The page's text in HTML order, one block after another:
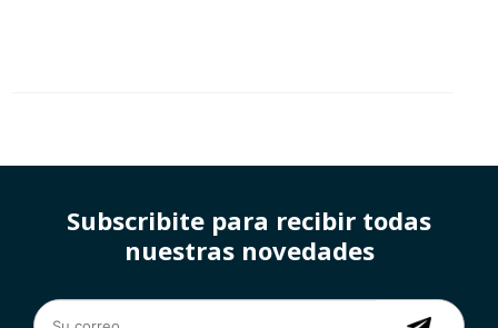
Subscribite para recibir todas
nuestras novedades